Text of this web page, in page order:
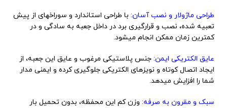
طراحی ماژولار و نصب آسان: با طراحی استاندارد و سوراخهای از پیش
تعبیه شده، نصب و قرارگیری برد در داخل جعبه به سادگی و در
کمترین زمان ممکن انجام میشود.
عایق الکتریکی ایمن: جنس پلاستیکی مرغوب و عایق این جعبه، از
ایجاد اتصال کوتاه و نویزهای الکتریکی جلوگیری کرده و ایمنی مدار
شما را افزایش میدهد.
سبک و مقرون به صرفه: وزن کم این محفظه، بدون تحمیل بار